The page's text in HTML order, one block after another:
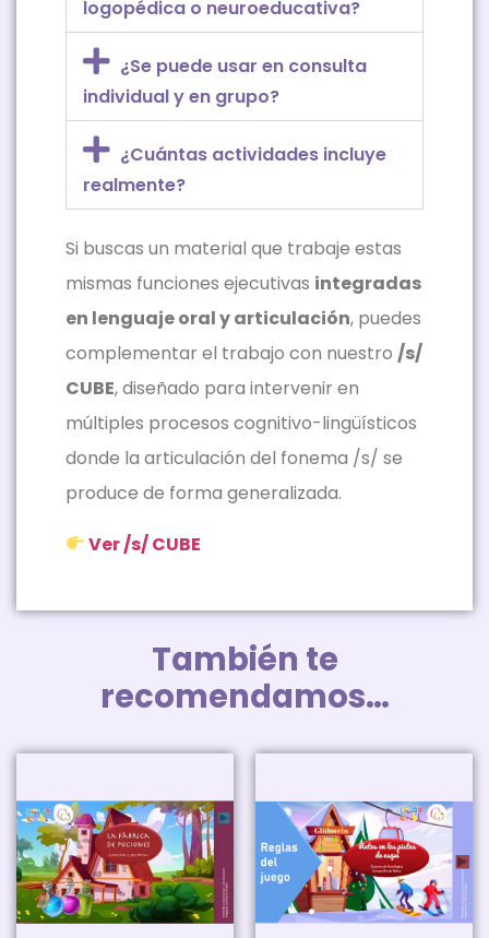
logopédica o neuroeducativa?
¿Se puede usar en consulta
individual y en grupo?
¿Cuántas actividades incluye
realmente?
Si buscas un material que trabaje estas
mismas funciones ejecutivas integradas
en lenguaje oral y articulación, puedes
complementar el trabajo con nuestro /s/
CUBE, diseñado para intervenir en
múltiples procesos cognitivo-lingüísticos
donde la articulación del fonema /s/ se
produce de forma generalizada.
Ver /s/ CUBE
También te
recomendamos…